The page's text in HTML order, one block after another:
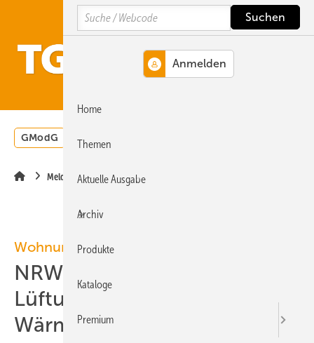
Hauptinhalt
Hauptmenü
SiteSearch
GModG Wärmepumpe
Meldungen
Wohnungslüftung
NRW fördert
Lüftungsanlagen mit
Wärmerückgewinnung
Search
Home
Themen
Aktuelle Ausgabe
Archiv
Produkte
Kataloge
Premium